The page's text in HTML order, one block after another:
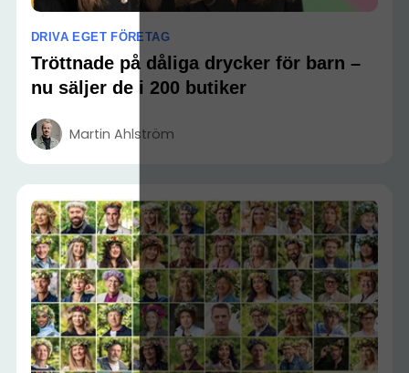
DRIVA EGET FÖRETAG
Tröttnade på dåliga drycker för barn –
nu säljer de i 200 butiker
Martin Ahlström